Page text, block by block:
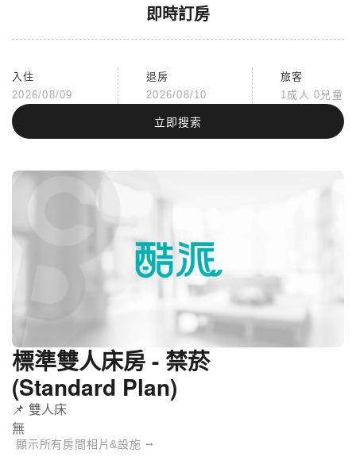
即時訂房
入住
2026/08/09
退房
2026/08/10
旅客
1成人 0兒童
立即搜索
標準雙人床房 - 禁菸
(Standard Plan)
📌 雙人床
無
顯示所有房間相片&設施 ⭢